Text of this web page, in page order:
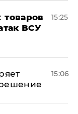
ВСУ
15:25
15:06